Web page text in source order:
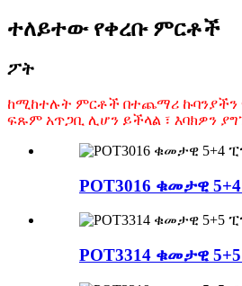
ተለይተው የቀረቡ ምርቶች
ፖት
ከሚከተሉት ምርቶች በተጨማሪ ኩባንያችን
ፍጹም አጥጋቢ ሊሆን ይችላል ፣ እባክዎን
POT3016 ቁመታዊ
POT3314 ቁመታዊ